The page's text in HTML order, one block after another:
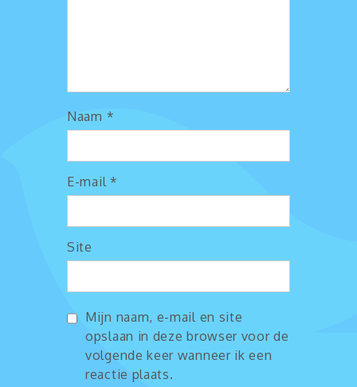
Naam *
E-mail *
Site
Mijn naam, e-mail en site
opslaan in deze browser voor de
volgende keer wanneer ik een
reactie plaats.